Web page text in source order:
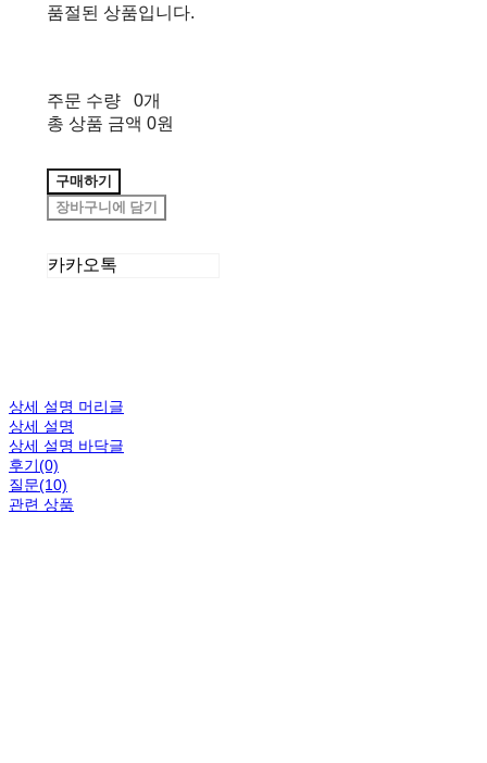
품절된 상품입니다.
주문 수량
0개
총 상품 금액 0원
구매하기
장바구니에 담기
카카오톡
상세 설명 머리글
상세 설명
상세 설명 바닥글
후기(0)
질문(10)
관련 상품